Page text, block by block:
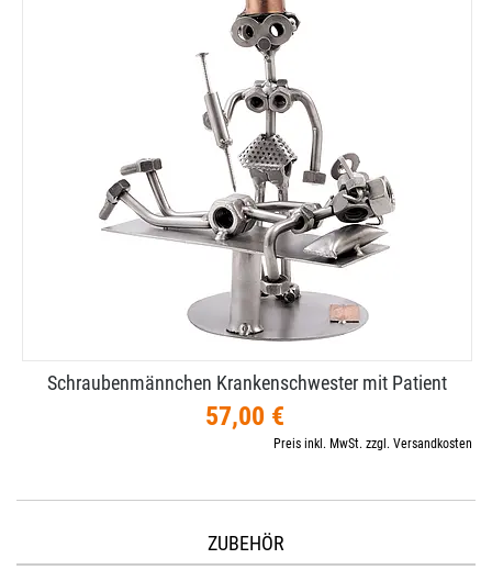
Schraubenmännchen Krankenschwester mit Patient
57,00 €
Preis inkl. MwSt. zzgl. Versandkosten
ZUBEHÖR